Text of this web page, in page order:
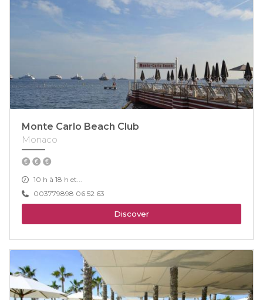
Monte Carlo Beach Club
Monaco
10 h à 18 h et...
003779898 06 52 63
Discover